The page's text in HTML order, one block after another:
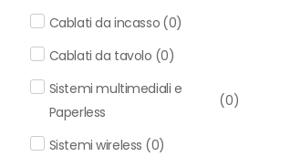
Cablati da incasso (0)
Cablati da tavolo (0)
Sistemi multimediali e
Paperless
(0)
Sistemi wireless (0)